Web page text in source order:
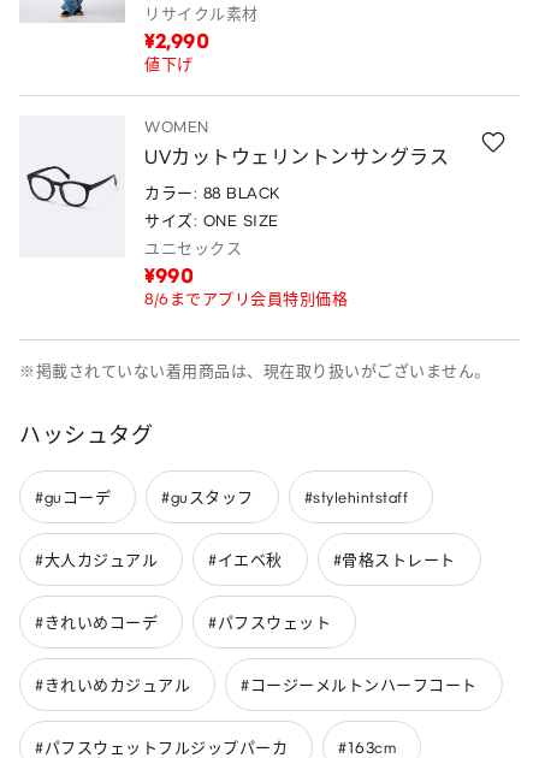
リサイクル素材
¥2,990
値下げ
WOMEN
UVカットウェリントンサングラス
カラー: 88 BLACK
サイズ: ONE SIZE
ユニセックス
¥990
8/6までアプリ会員特別価格
※掲載されていない着用商品は、現在取り扱いがございません。
ハッシュタグ
#guコーデ #guスタッフ #stylehintstaff
#大人カジュアル #イエベ秋 #骨格ストレート
#きれいめコーデ #パフスウェット
#きれいめカジュアル #コージーメルトンハーフコート
#パフスウェットフルジップパーカ #163cm